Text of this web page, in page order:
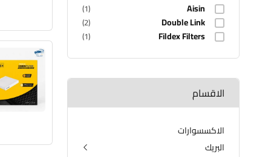
Aisin
(1)
Double Link
(2)
Fildex Filters
(1)
الاقسام
الاكسسوارات
البريك